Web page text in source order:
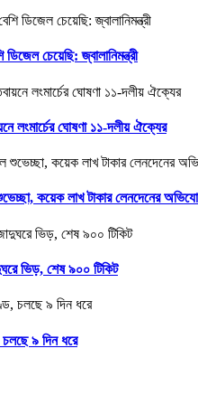
চেয়েছি: জ্বালানিমন্ত্রী
লংমার্চের ঘোষণা ১১-দলীয় ঐক্যের
কয়েক লাখ টাকার লেনদেনের
ভিড়, শেষ ৯০০ টিকিট
৯ দিন ধরে